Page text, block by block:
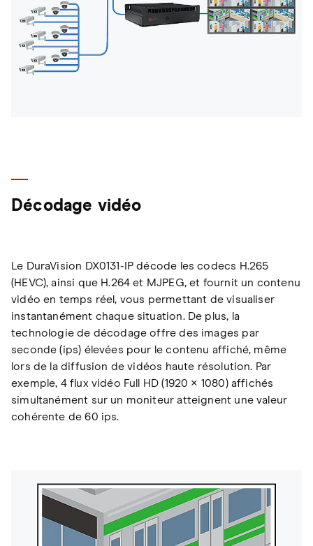
Décodage vidéo
Le DuraVision DX0131-IP décode les codecs H.265
(HEVC), ainsi que H.264 et MJPEG, et fournit un contenu
vidéo en temps réel, vous permettant de visualiser
instantanément chaque situation. De plus, la
technologie de décodage offre des images par
seconde (ips) élevées pour le contenu affiché, même
lors de la diffusion de vidéos haute résolution. Par
exemple, 4 flux vidéo Full HD (1920 × 1080) affichés
simultanément sur un moniteur atteignent une valeur
cohérente de 60 ips.